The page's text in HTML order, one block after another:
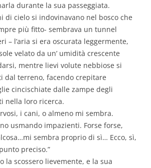
durante la sua passeggiata.
di cielo si indovinavano nel bosco che
più fitto- sembrava un tunnel
– l’aria si era oscurata leggermente,
velato da un’ umidità crescente
mentre lievi volute nebbiose si
dal terreno, facendo crepitare
cincischiate dalle zampe degli
nella loro ricerca.
i cani, o almeno mi sembra.
usmando impazienti. Forse forse,
sembra proprio di sì… Ecco, sì,
preciso.”
la scossero lievemente, e la sua